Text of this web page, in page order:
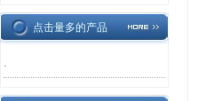
点击量多的产品
·